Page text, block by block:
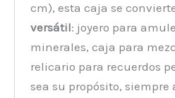
cm), esta caja se
versátil: joyero para
minerales, caja para
relicario para recuerdos
sea su propósito,